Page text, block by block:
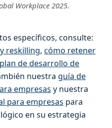
Workplace 2025.
específicos, consulte:
reskilling, cómo retener
plan de desarrollo de
nuestra guía de
empresas y nuestra
para empresas para
en su estrategia